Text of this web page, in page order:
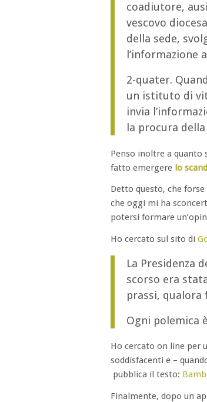
coadiutore,
vescovo
della sede,
l’informazione
2-quater.
un istituto di
invia
la procura
Penso inoltre a quanto
fatto emergere lo
Detto questo, che
che oggi mi ha
potersi formare
Ho cercato sul sito di
La Presidenza
scorso era
prassi, qualora
Ogni polemica
Ho cercato on line per
soddisfacenti e –
pubblica il testo:
Finalmente, dopo un